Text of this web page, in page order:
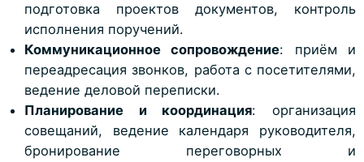
подготовка проектов документов, контроль
исполнения поручений.
Коммуникационное сопровождение: приём и
переадресация звонков, работа с посетителями,
ведение деловой переписки.
Планирование и координация: организация
совещаний, ведение календаря руководителя,
бронирование переговорных и